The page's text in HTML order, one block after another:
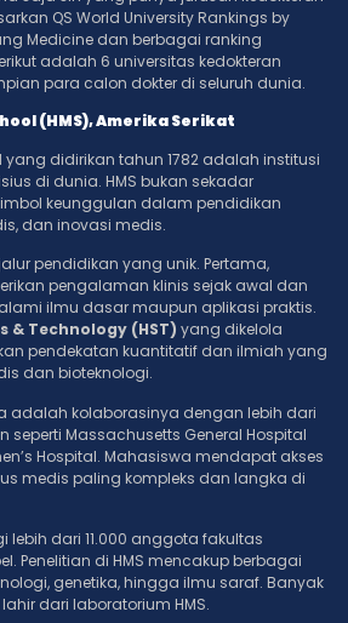
QS World University Rankings by
Medicine dan berbagai ranking
adalah 6 universitas kedokteran
para calon dokter di seluruh dunia.
(HMS), Amerika Serikat
yang didirikan tahun 1782 adalah institusi
di dunia. HMS bukan sekadar
keunggulan dalam pendidikan
dan inovasi medis.
pendidikan yang unik. Pertama,
pengalaman klinis sejak awal dan
ilmu dasar maupun aplikasi praktis.
& Technology (HST) yang dikelola
pendekatan kuantitatif dan ilmiah yang
dan bioteknologi.
adalah kolaborasinya dengan lebih dari
seperti Massachusetts General Hospital
Hospital. Mahasiswa mendapat akses
medis paling kompleks dan langka di
lebih dari 11.000 anggota fakultas
Penelitian di HMS mencakup berbagai
genetika, hingga ilmu saraf. Banyak
dari laboratorium HMS.